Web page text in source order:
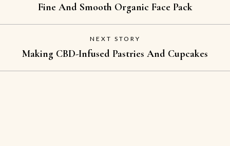
Fine And Smooth Organic Face Pack
NEXT STORY
Making CBD-Infused Pastries And Cupcakes